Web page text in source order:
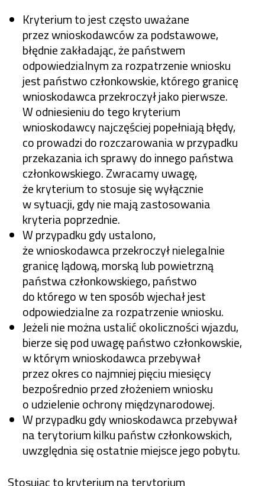
Kryterium to jest często uważane
przez wnioskodawców za podstawowe,
błędnie zakładając, że państwem
odpowiedzialnym za rozpatrzenie wniosku
jest państwo członkowskie, którego granicę
wnioskodawca przekroczył jako pierwsze.
W odniesieniu do tego kryterium
wnioskodawcy najczęściej popełniają błędy,
co prowadzi do rozczarowania w przypadku
przekazania ich sprawy do innego państwa
członkowskiego. Zwracamy uwagę,
że kryterium to stosuje się wyłącznie
w sytuacji, gdy nie mają zastosowania
kryteria poprzednie.
W przypadku gdy ustalono,
że wnioskodawca przekroczył nielegalnie
granicę lądową, morską lub powietrzną
państwa członkowskiego, państwo
do którego w ten sposób wjechał jest
odpowiedzialne za rozpatrzenie wniosku.
Jeżeli nie można ustalić okoliczności wjazdu,
bierze się pod uwagę państwo członkowskie,
w którym wnioskodawca przebywał
przez okres co najmniej pięciu miesięcy
bezpośrednio przed złożeniem wniosku
o udzielenie ochrony międzynarodowej.
W przypadku gdy wnioskodawca przebywał
na terytorium kilku państw członkowskich,
uwzględnia się ostatnie miejsce jego pobytu.
Stosując to kryterium na terytorium